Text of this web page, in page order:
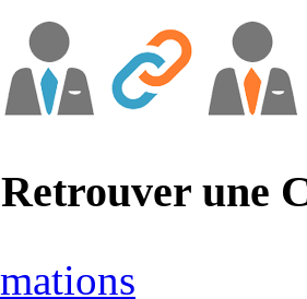
Retrouver une